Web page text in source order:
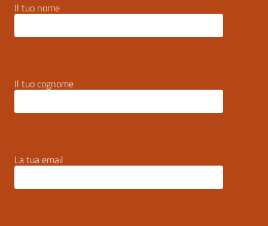
Il tuo nome
Il tuo cognome
La tua email